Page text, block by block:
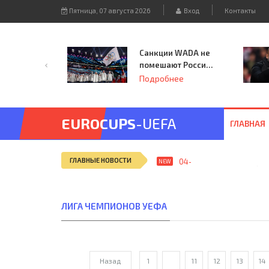
Пятница, 07 августа 2026 Вход Контакты
Санкции WADA не
помешают России
принять
Подробнее
EUROCUPS-UEFA ГЛАВНАЯ
ГЛАВНЫЕ НОВОСТИ NEW 04-сен, 12:25
ЛИГА ЧЕМПИОНОВ УЕФА
Назад 1 11 12 13 14